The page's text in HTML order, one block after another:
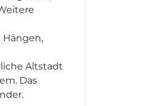
Altstadt
Das